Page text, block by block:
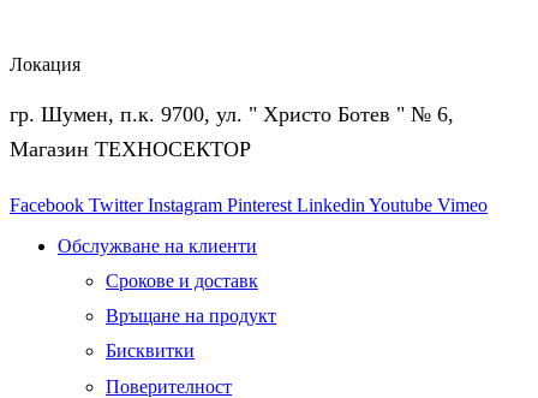
Локация
гр. Шумен, п.к. 9700, ул. " Христо Ботев " № 6,
Магазин ТЕХНОСЕКТОР
Facebook Twitter Instagram Pinterest Linkedin Youtube Vimeo
Обслужване на клиенти
Срокове и доставк
Връщане на продукт
Бисквитки
Поверителност